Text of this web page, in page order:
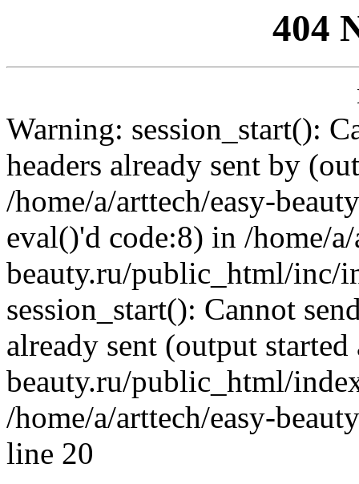
404
Warning: session_start():
headers already sent by
/home/a/arttech/easy-
eval()'d code:8) in /home/
beauty.ru/public_html/inc/
session_start(): Cannot
already sent (output
beauty.ru/public_html/
/home/a/arttech/easy-
line 20